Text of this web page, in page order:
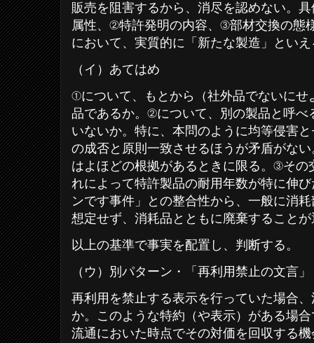
販売を阻害するから、消尽を認めない。
属性、②特許発明の内容、③部材交換の態
において、実質的に「新たな製造」とい
（イ）あてはめ
①について、もとから（社外品でないにせ
品であるか。②について、別の製品と呼べ
いないか。特に、本問のように均等侵害
の成否と原則一致させるほうが矛盾がな
はよほどの根拠があるときに限る。③その
れによって特許製品の耐用年数が特に伸
ンです事件」との整合性から、一般に消
想定せず、消耗品とともに廃棄すること
以上の基準で事実を配置し、判断する。
（ウ）別パターン・「再利用禁止の文言」
再利用を禁止する表示を行っていた場合
か。このような特約（や表示）がある場
流通においた時点でその対価を回収する